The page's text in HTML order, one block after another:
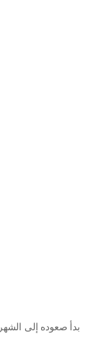
بدأ صعوده إلى